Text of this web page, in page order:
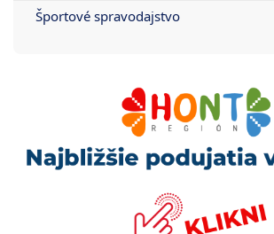
Športové spravodajstvo